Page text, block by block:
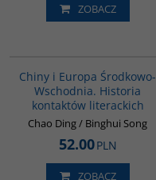
ZOBACZ
Chiny i Europa Środkowo-
Wschodnia. Historia
kontaktów literackich
Chao Ding / Binghui Song
52.00PLN
ZOBACZ